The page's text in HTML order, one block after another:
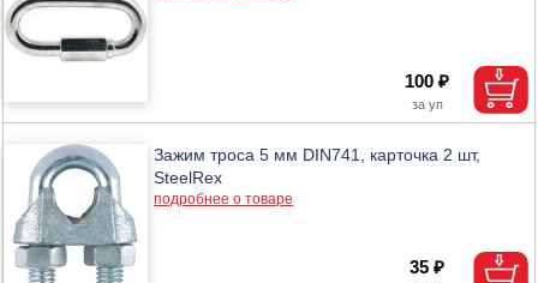
100 ₽
Зажим троса 5 мм DIN741, карточка 2 шт,
SteelRex
подробнее о товаре
35 ₽